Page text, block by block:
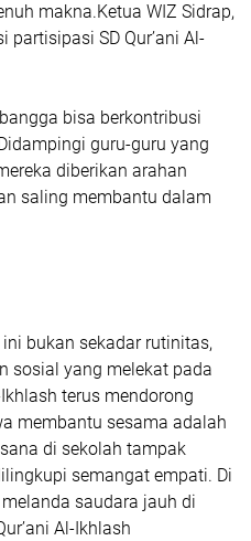
makna.Ketua WIZ Sidrap,
partisipasi SD Qur’ani Al-
bisa berkontribusi
guru-guru yang
diberikan arahan
saling membantu dalam
bukan sekadar rutinitas,
sosial yang melekat pada
terus mendorong
membantu sesama adalah
di sekolah tampak
semangat empati. Di
saudara jauh di
Al-Ikhlash